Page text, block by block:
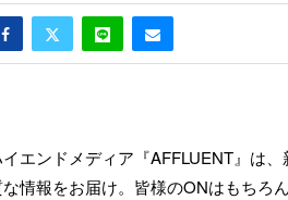
エンドメディア『AFFLUENT』は
情報をお届け。皆様のONはもちろ